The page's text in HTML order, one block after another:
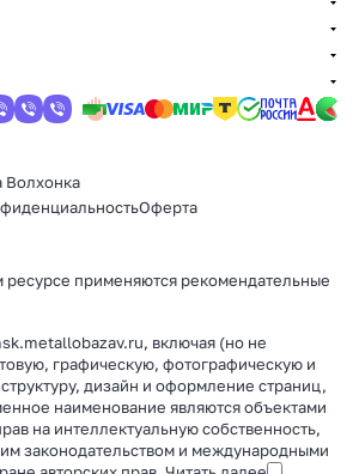
Волхонка
Оферта
применяются рекомендательные
включая (но не
графическую, фотографическую и
дизайн и оформление страниц,
наименование являются объектами
на интеллектуальную собственность,
законодательством и международными